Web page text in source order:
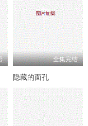
全集完结
隐藏的面孔